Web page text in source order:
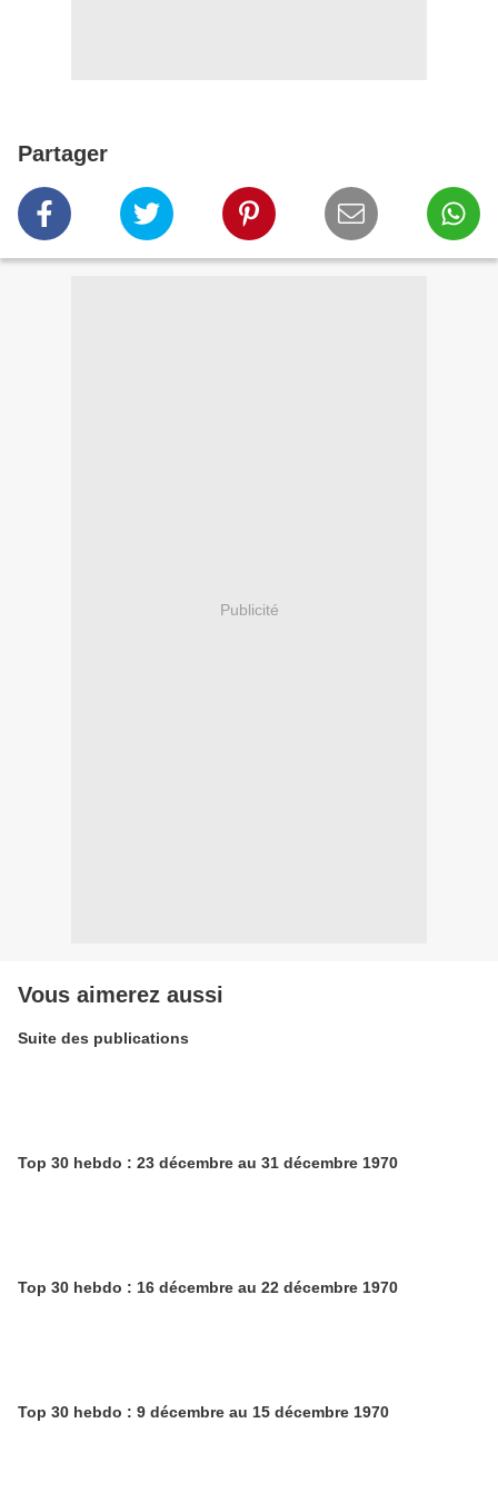
Partager
Publicité
Vous aimerez aussi
Suite des publications
Top 30 hebdo : 23 décembre au 31 décembre 1970
Top 30 hebdo : 16 décembre au 22 décembre 1970
Top 30 hebdo : 9 décembre au 15 décembre 1970